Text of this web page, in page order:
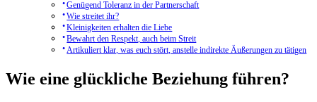
Genügend Toleranz in der Partnerschaft
Wie streitet ihr?
Kleinigkeiten erhalten die Liebe
Bewahrt den Respekt, auch beim Streit
Artikuliert klar, was euch stört, anstelle indirekte Äußerungen zu tätigen
Wie eine glückliche Beziehung führen?